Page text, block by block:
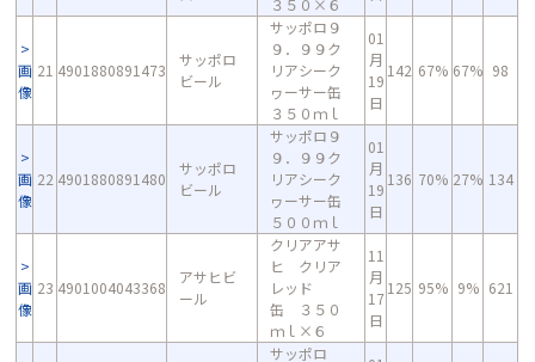
３５０×６
画
像
21 4901880891473
サッポロ
ビール
サッポロ９
９．９９ク
リアシーク
ヮーサー缶
３５０ｍｌ
01
月
19
日
142 67% 67% 98
画
像
22 4901880891480
サッポロ
ビール
サッポロ９
９．９９ク
リアシーク
ヮーサー缶
５００ｍｌ
01
月
19
日
136 70% 27% 134
画
像
23 4901004043368
アサヒビ
ール
クリアアサ
ヒ クリア
レッド
缶 ３５０
ｍｌ×６
11
月
17
日
125 95% 9% 621
サッポロ